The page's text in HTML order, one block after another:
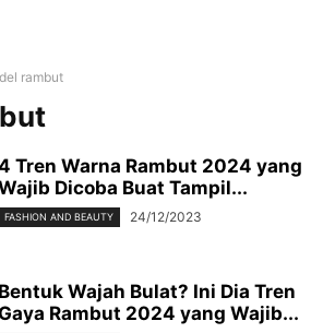
rambut
Tren Warna Rambut 2024 yang
Dicoba Buat Tampil...
FASHION AND BEAUTY 24/12/2023
Bentuk Wajah Bulat? Ini Dia Tren
Rambut 2024 yang Wajib...